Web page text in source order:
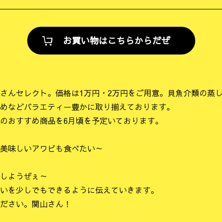
お買い物はこちらからだぜ
んセレクト。価格は1万円・2万円をご用意。貝魚介類の蒸
などバラエティー豊かに取り揃えております。
おすすめ商品を6月頃を予定いております。
味しいアワビも食べたい～
ようぜぇ～
を少しでもできるように伝えていきます。
さい。関山さん！